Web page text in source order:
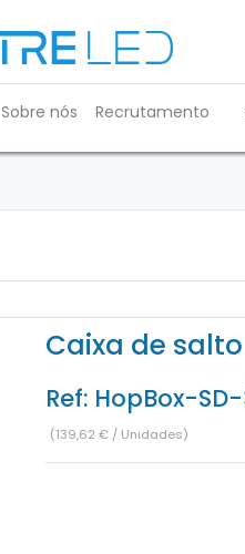
Sobre nós Recrutamento
Caixa de
Ref: HopBox-
(139,62 € / Unidades)